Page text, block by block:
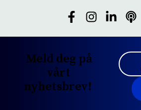
Meld deg på
vårt
nyhetsbrev!